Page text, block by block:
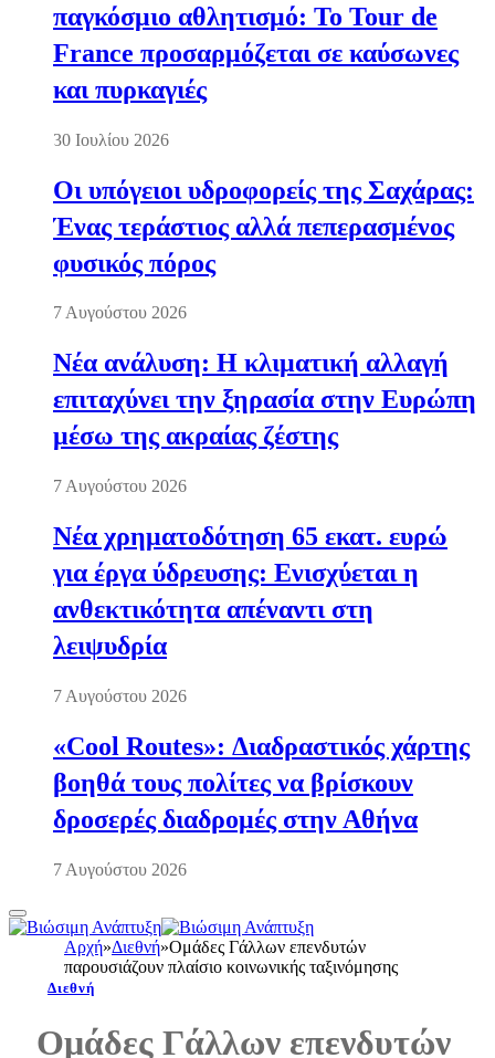
παγκόσμιο αθλητισμό: Το Tour de
France προσαρμόζεται σε καύσωνες
και πυρκαγιές
30 Ιουλίου 2026
Οι υπόγειοι υδροφορείς της Σαχάρας:
Ένας τεράστιος αλλά πεπερασμένος
φυσικός πόρος
7 Αυγούστου 2026
Νέα ανάλυση: Η κλιματική αλλαγή
επιταχύνει την ξηρασία στην Ευρώπη
μέσω της ακραίας ζέστης
7 Αυγούστου 2026
Νέα χρηματοδότηση 65 εκατ. ευρώ
για έργα ύδρευσης: Ενισχύεται η
ανθεκτικότητα απέναντι στη
λειψυδρία
7 Αυγούστου 2026
«Cool Routes»: Διαδραστικός χάρτης
βοηθά τους πολίτες να βρίσκουν
δροσερές διαδρομές στην Αθήνα
7 Αυγούστου 2026
Αρχή»Διεθνή»Ομάδες Γάλλων επενδυτών
παρουσιάζουν πλαίσιο κοινωνικής ταξινόμησης
Διεθνή
Ομάδες Γάλλων επενδυτών